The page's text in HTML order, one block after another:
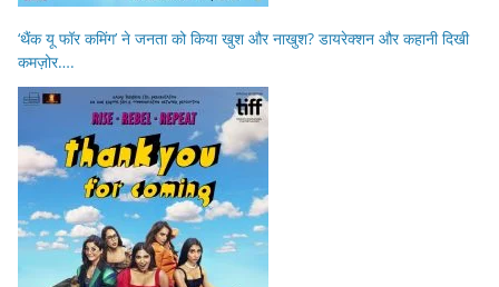
‘थैंक यू फॉर कमिंग’ ने जनता को किया खुश और नाखुश? डायरेक्शन और कहानी दिखी
कमज़ोर….